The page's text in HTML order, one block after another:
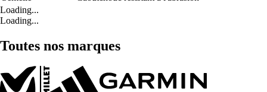
Loading...
Loading...
Toutes nos marques